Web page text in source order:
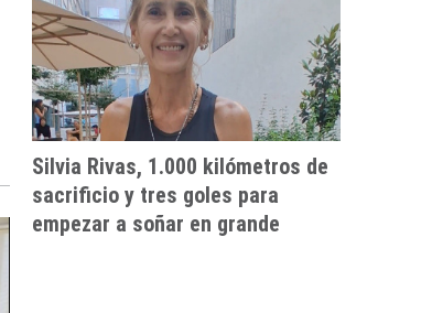
Silvia Rivas, 1.000 kilómetros de
sacrificio y tres goles para
empezar a soñar en grande